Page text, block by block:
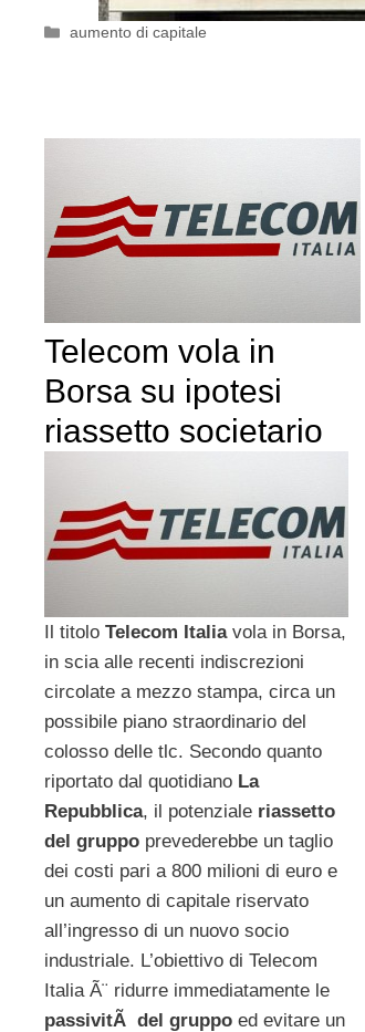
Categorie
aumento di capitale
Telecom vola in
Borsa su ipotesi
riassetto societario
Il titolo Telecom Italiavola in Borsa,
in scia alle recenti indiscrezioni
circolate a mezzo stampa, circa un
possibile piano straordinario del
colosso delle tlc. Secondo quanto
riportato dal quotidiano La
Repubblica, il potenziale riassetto
del gruppo prevederebbe un taglio
dei costi pari a 800 milioni di euro e
un aumento di capitale riservato
all’ingresso di un nuovo socio
industriale. L’obiettivo di Telecom
Italia Ã¨ ridurre immediatamente le
passivitÃ del gruppo ed evitare un